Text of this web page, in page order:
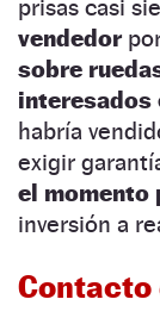
prisas casi
vendedor
sobre
interesados
habría
exigir
el momento
inversión a